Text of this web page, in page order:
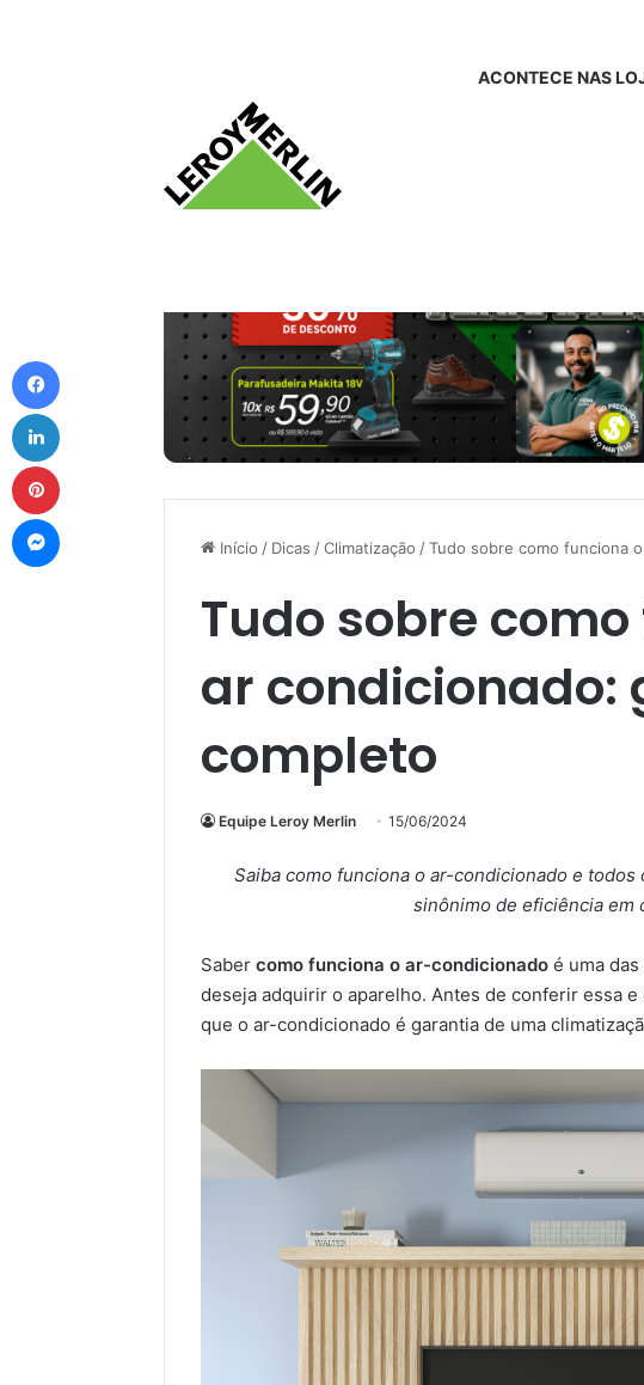
ACONTECE NAS
Início / Dicas /Climatização /Tudo sobre como funciona
Tudo sobre
ar condicionado:
completo
Equipe Leroy Merlin 15/06/2024
Saiba como funciona o ar-condicionado e
sinônimo de eficiência em
Saber como funciona o ar-condicionado é uma
deseja adquirir o aparelho. Antes de conferir essa
que o ar-condicionado é garantia de uma